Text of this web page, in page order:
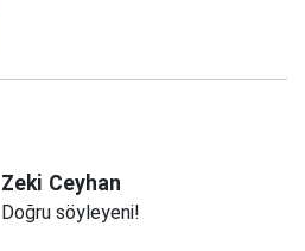
Zeki Ceyhan
Doğru söyleyeni!